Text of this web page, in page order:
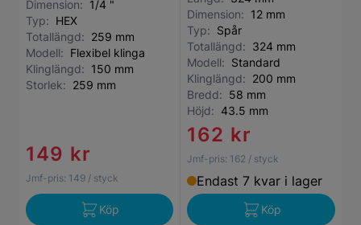
Dimension: 1/4 "
Typ: HEX
Totallängd: 259 mm
Modell: Flexibel klinga
Klinglängd: 150 mm
Storlek: 259 mm
149 kr
Jmf-pris: 149 / styck
Köp
Dimension: 12 mm
Typ: Spår
Totallängd: 324 mm
Modell: Standard
Klinglängd: 200 mm
Bredd: 58 mm
Höjd: 43.5 mm
162 kr
Jmf-pris: 162 / styck
Endast 7 kvar i lager
Köp